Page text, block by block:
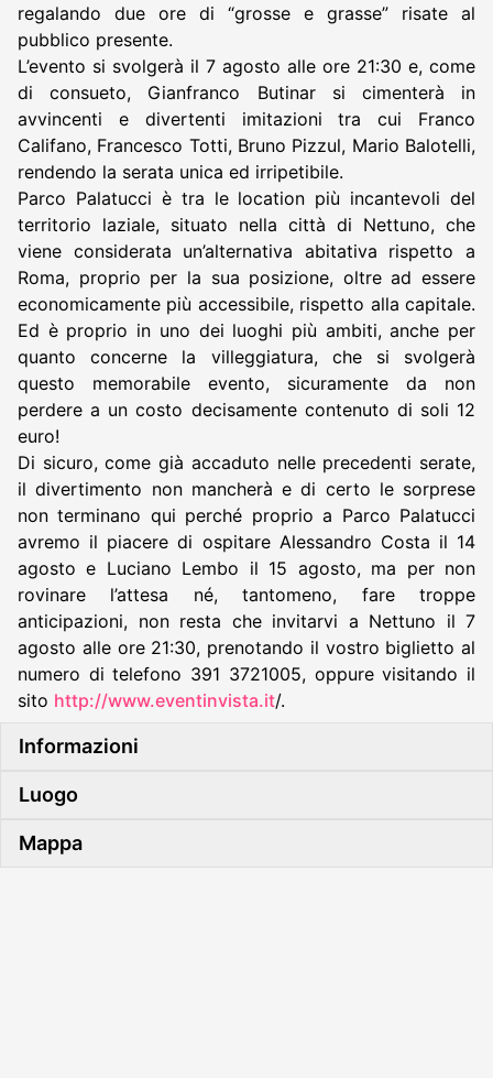
regalando due ore di “grosse e grasse” risate al
pubblico presente.
L’evento si svolgerà il 7 agosto alle ore 21:30 e, come
di consueto, Gianfranco Butinar si cimenterà in
avvincenti e divertenti imitazioni tra cui Franco
Califano, Francesco Totti, Bruno Pizzul, Mario Balotelli,
rendendo la serata unica ed irripetibile.
Parco Palatucci è tra le location più incantevoli del
territorio laziale, situato nella città di Nettuno, che
viene considerata un’alternativa abitativa rispetto a
Roma, proprio per la sua posizione, oltre ad essere
economicamente più accessibile, rispetto alla capitale.
Ed è proprio in uno dei luoghi più ambiti, anche per
quanto concerne la villeggiatura, che si svolgerà
questo memorabile evento, sicuramente da non
perdere a un costo decisamente contenuto di soli 12
euro!
Di sicuro, come già accaduto nelle precedenti serate,
il divertimento non mancherà e di certo le sorprese
non terminano qui perché proprio a Parco Palatucci
avremo il piacere di ospitare Alessandro Costa il 14
agosto e Luciano Lembo il 15 agosto, ma per non
rovinare l’attesa né, tantomeno, fare troppe
anticipazioni, non resta che invitarvi a Nettuno il 7
agosto alle ore 21:30, prenotando il vostro biglietto al
numero di telefono 391 3721005, oppure visitando il
sito http://www.eventinvista.it/.
Informazioni
Luogo
Mappa